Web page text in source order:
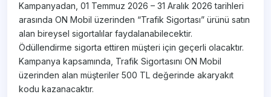
Kampanyadan, 01 Temmuz 2026 – 31 Aralık 2026 tarihleri
arasında ON Mobil üzerinden “Trafik Sigortası” ürünü satın
alan bireysel sigortalılar faydalanabilecektir.
Ödüllendirme sigorta ettiren müşteri için geçerli olacaktır.
Kampanya kapsamında, Trafik Sigortasını ON Mobil
üzerinden alan müşteriler 500 TL değerinde akaryakıt
kodu kazanacaktır.